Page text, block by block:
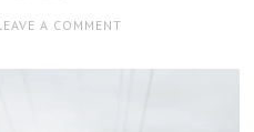
A COMMENT